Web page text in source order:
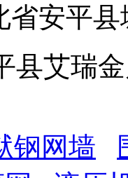
省安平
县艾瑞
钢网墙